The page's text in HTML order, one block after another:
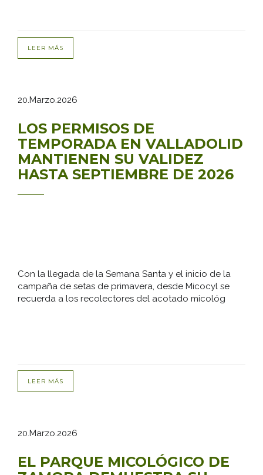
LEER MÁS
20.Marzo.2026
LOS PERMISOS DE
TEMPORADA EN VALLADOLID
MANTIENEN SU VALIDEZ
HASTA SEPTIEMBRE DE 2026
Con la llegada de la Semana Santa y el inicio de la
campaña de setas de primavera, desde Micocyl se
recuerda a los recolectores del acotado micológ
LEER MÁS
20.Marzo.2026
EL PARQUE MICOLÓGICO DE